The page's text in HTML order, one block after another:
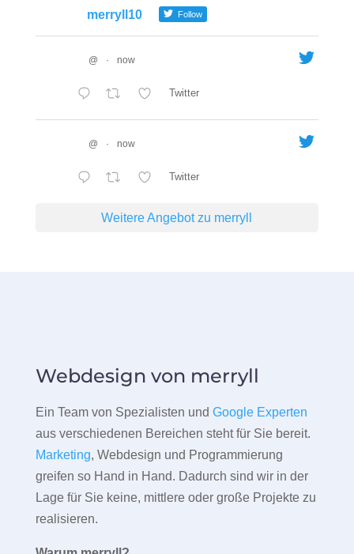
merryll10 Follow
@ · now
Twitter
@ · now
Twitter
Weitere Angebot zu merryll
Webdesign von merryll
Ein Team von Spezialisten und Google Experten
aus verschiedenen Bereichen steht für Sie bereit.
Marketing, Webdesign und Programmierung
greifen so Hand in Hand. Dadurch sind wir in der
Lage für Sie keine, mittlere oder große Projekte zu
realisieren.